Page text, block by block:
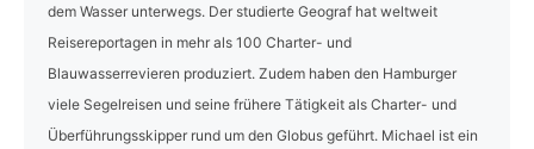
dem Wasser unterwegs. Der studierte Geograf hat weltweit
Reisereportagen in mehr als 100 Charter- und
Blauwasserrevieren produziert. Zudem haben den Hamburger
viele Segelreisen und seine frühere Tätigkeit als Charter- und
Überführungsskipper rund um den Globus geführt. Michael ist ein